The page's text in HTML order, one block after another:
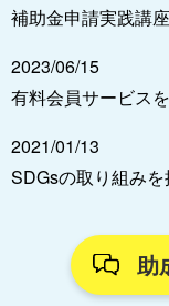
補助金申請実践講
2023/06/15
有料会員サービス
2021/01/13
SDGsの取り組み
助